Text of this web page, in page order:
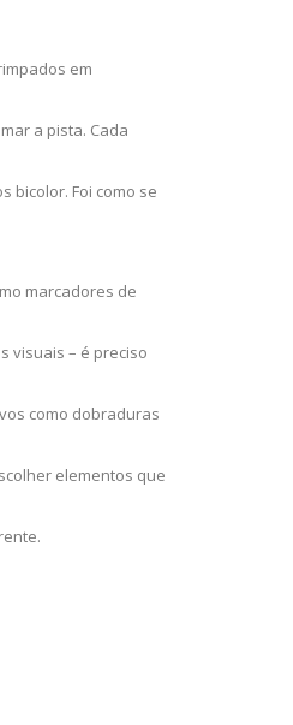
em
a pista. Cada
bicolor. Foi como se
marcadores de
visuais – é preciso
como dobraduras
elementos que